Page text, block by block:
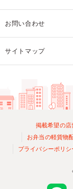
お問い合わせ
サイトマップ
掲載希望の店
お弁当の軽貨物
プライバシーポリシ